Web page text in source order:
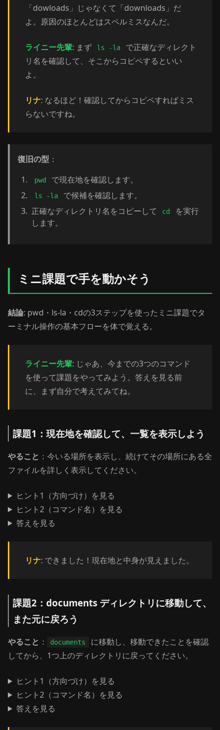
「dowloads」じゃなくて「downloads」だ
よ。原因のほとんどはスペルミスなんだ。
ライニー先輩: まず ls -la
で正確なディレクト
リ名を確認して、そこからコピペするといい
よ。
リナ: なるほど！確認してからコピペすればミス
らないですね。
復旧の型 ：
pwd で現在地を確認します。
ls -la
で候補を確認します。
正確なディレクトリ名をコピーして
cd
を実行
します。
ミニ課題で手を動かそう
結論: pwd・ls-la・cdの3ステップを使ったミニ課題でタ
ーミナル操作の基本フローを体で覚える。
ライニー先輩: じゃあ、今までの3つのコマンド
を使って課題をやってみよう。答えを見る前
に、まず自分で考えてみてね。
課題1：現在地を確認して、一覧を表示しよう
やること ：今いる場所を表示し、続けてその場所にある全
ファイルを詳しく表示してください。
ヒント1（方向づけ）を見る
ヒント2（コマンド名）を見る
答えを見る
リナ: できました！現在地と中身が見えました。
課題2：documents ディレクトリに移動して、
また元に戻ろう
やること ： documents
に移動し、移動できたことを確認
してから、1つ上のディレクトリに戻ってください。
ヒント1（方向づけ）を見る
ヒント2（コマンド名）を見る
答えを見る